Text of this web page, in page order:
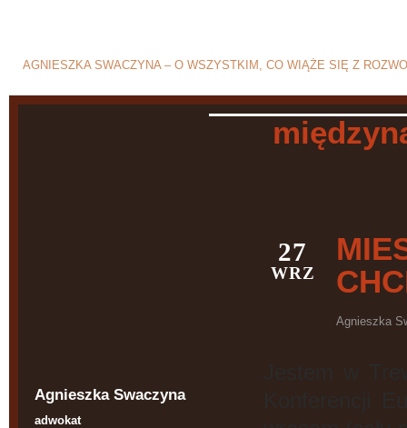
AGNIESZKA SWACZYNA – O WSZYSTKIM, CO WIĄŻE SIĘ Z
27
WRZ
Agnieszka
Agnieszka Swaczyna
adwokat